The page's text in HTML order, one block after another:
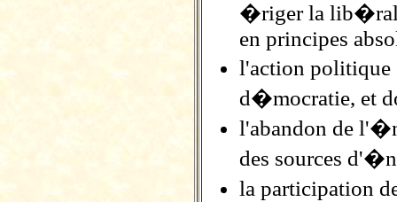
�riger la
en principes
l'action politique
d�mocratie, et
l'abandon de
des sources
la participation